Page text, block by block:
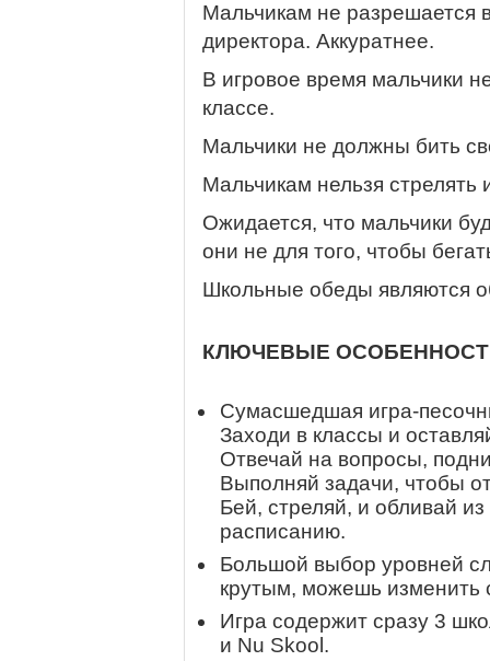
Мальчикам не разрешается
директора. Аккуратнее.
В игровое время мальчики
классе.
Мальчики не должны бить
Мальчикам нельзя стрелять
Ожидается, что мальчики
они не для того, чтобы
Школьные обеды являются
КЛЮЧЕВЫЕ
Сумасшедшая игра-
Заходи в классы и
Отвечай на вопросы,
Выполняй задачи, чтобы
Бей, стреляй, и обливай из
расписанию.
Большой выбор уровней
крутым, можешь изменить
Игра содержит сразу 3
и Nu Skool.